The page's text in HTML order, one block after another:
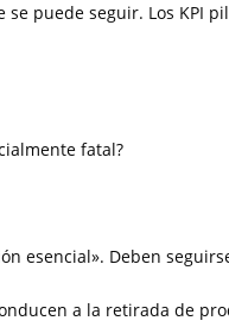
se puede seguir. Los KPI
fatal?
esencial». Deben
a la retirada de